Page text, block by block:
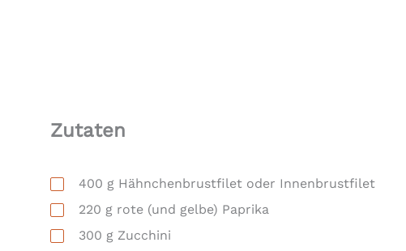
Zutaten
400 g Hähnchenbrustfilet oder Innenbrustfilet
220 g rote (und gelbe) Paprika
300 g Zucchini